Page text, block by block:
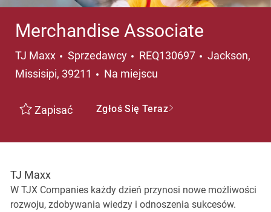
Merchandise Associate
TJ Maxx Kategoria
Sprzedawcy REQ130697 Lokalizacja
Jackson,
Missisipi, 39211
Na miejscu
Zapisać Zgłoś Się Teraz
TJ Maxx
W TJX Companies każdy dzień przynosi nowe możliwości
rozwoju, zdobywania wiedzy i odnoszenia sukcesów.